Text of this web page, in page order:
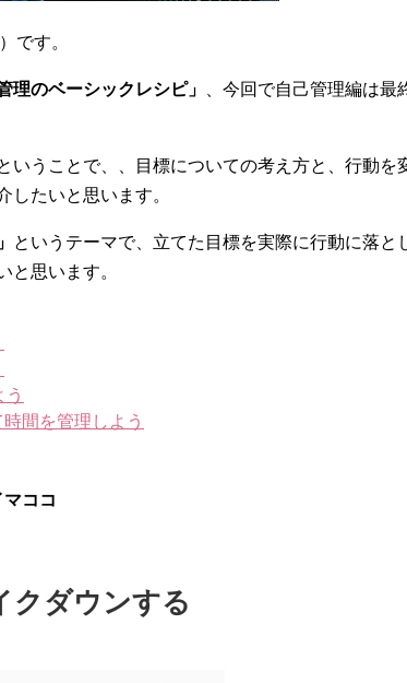
です。
理のベーシックレシピ」
、今回で自己管理編は最
いうことで、、目標についての考え方と、行動を
したいと思います。
というテーマで、立てた目標を実際に行動に落と
と思います。
間を管理しよう
ココ
クダウンする